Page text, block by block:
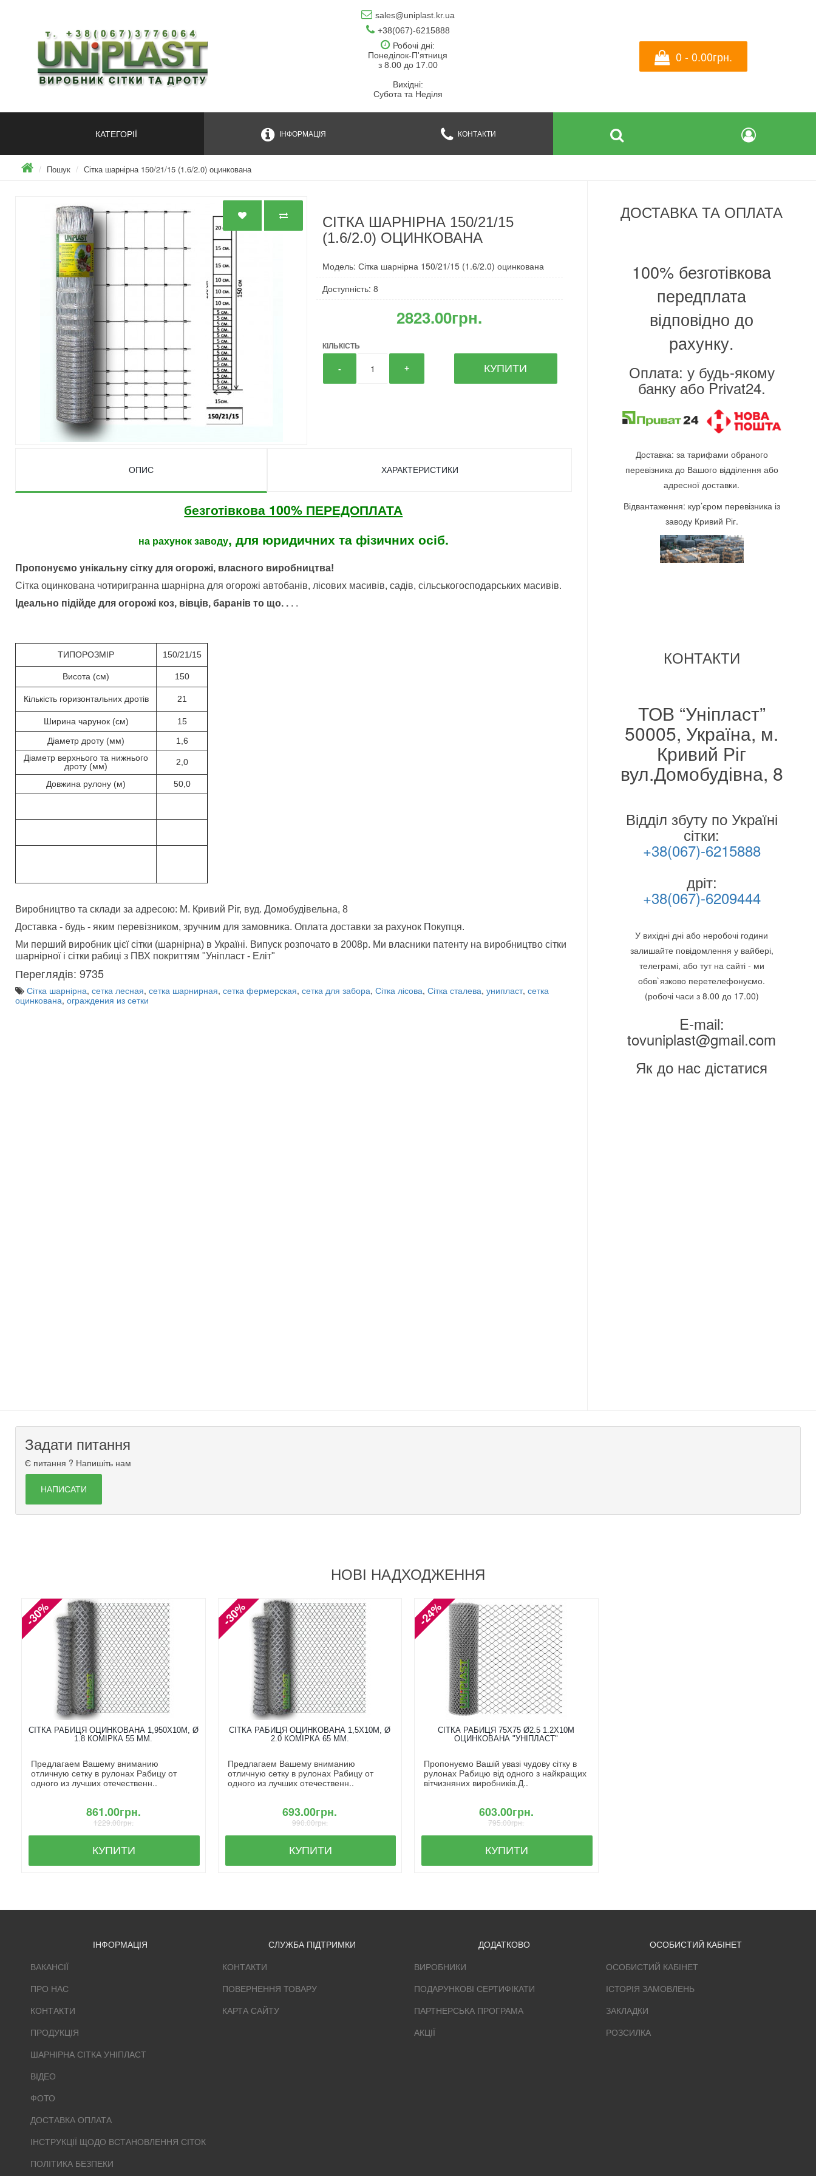
sales@uniplast.kr.ua
+38(067)-6215888
Робочі дні:
Понеділок-П'ятниця
з 8.00 до 17.00
Вихідні:
Субота та Неділя
0 - 0.00грн.
КАТЕГОРІЇ ІНФОРМАЦІЯ КОНТАКТИ
Пошук Сітка шарнірна 150/21/15 (1.6/2.0) оцинкована
СІТКА ШАРНІРНА 150/21/15
(1.6/2.0) ОЦИНКОВАНА
Модель: Сітка шарнірна 150/21/15 (1.6/2.0) оцинкована
Доступність: 8
2823.00грн.
КІЛЬКІСТЬ
- + КУПИТИ
ОПИС ХАРАКТЕРИСТИКИ
безготівкова 100% ПЕРЕДОПЛАТА
на рахунок заводу, для юридичних та фізичних осіб.
Пропонуємо унікальну сітку для огорожі, власного виробництва!
Сітка оцинкована чотиригранна шарнірна для огорожі автобанів, лісових масивів, садів, сільськогосподарських масивів.
Ідеально підійде для огорожі коз, вівців, баранів то що. . . .
ТИПОРОЗМІР 150/21/15
Висота (см) 150
Кількість горизонтальних дротів 21
Ширина чарунок (см)
15
Діаметр дроту (мм)
1,6
Діаметр верхнього та нижнього
дроту (мм)
2,0
Довжина рулону (м) 50,0
Виробництво та склади за адресою: М. Кривий Ріг, вуд. Домобудівельна, 8
Доставка - будь - яким перевізником, зручним для замовника. Оплата доставки за рахунок Покупця.
Ми перший виробник цієї сітки (шарнірна) в Україні. Випуск розпочато в 2008р. Ми власники патенту на виробництво сітки
шарнірної і сітки рабиці з ПВХ покриттям "Уніпласт - Еліт"
Переглядів: 9735
Сітка шарнірна, сетка лесная, сетка шарнирная, сетка фермерская, сетка для забора, Сітка лісова, Сітка сталева, унипласт, сетка
оцинкована, ограждения из сетки
ДОСТАВКА ТА ОПЛАТА
100% безготівкова
передплата
відповідно до
рахунку.
Оплата: у будь-якому
банку або Privat24.
Доставка: за тарифами обраного
перевізника до Вашого відділення або
адресної доставки.
Відвантаження: кур’єром перевізника із
заводу Кривий Ріг.
КОНТАКТИ
ТОВ “Уніпласт”
50005, Україна, м.
Кривий Ріг
вул.Домобудівна, 8
Відділ збуту по Україні
сітки:
+38(067)-6215888
дріт:
+38(067)-6209444
У вихідні дні або неробочі години
залишайте повідомлення у вайбері,
телеграмі, або тут на сайті - ми
обов`язково перетелефонуємо.
(робочі часи з 8.00 до 17.00)
E-mail:
tovuniplast@gmail.com
Як до нас дістатися
Задати питання
Є питання ? Напишіть нам
НАПИСАТИ
НОВІ НАДХОДЖЕННЯ
-30%
СІТКА РАБИЦЯ ОЦИНКОВАНА 1,950X10М, Ø
1.8 КОМІРКА 55 ММ.
Предлагаем Вашему вниманию
отличную сетку в рулонах Рабицу от
одного из лучших отечественн..
861.00грн.
1229.00грн.
КУПИТИ
-30%
СІТКА РАБИЦЯ ОЦИНКОВАНА 1,5X10М, Ø
2.0 КОМІРКА 65 ММ.
Предлагаем Вашему вниманию
отличную сетку в рулонах Рабицу от
одного из лучших отечественн..
693.00грн.
990.00грн.
КУПИТИ
-24%
СІТКА РАБИЦЯ 75Х75 Ø2.5 1.2Х10М
ОЦИНКОВАНА "УНІПЛАСТ"
Пропонуємо Вашій увазі чудову сітку в
рулонах Рабицю від одного з найкращих
вітчизняних виробників.Д..
603.00грн.
795.00грн.
КУПИТИ
ІНФОРМАЦІЯ
ВАКАНСІЇ
ПРО НАС
КОНТАКТИ
ПРОДУКЦІЯ
ШАРНІРНА СІТКА УНІПЛАСТ
ВІДЕО
ФОТО
ДОСТАВКА ОПЛАТА
ІНСТРУКЦІЇ ЩОДО ВСТАНОВЛЕННЯ СІТОК
ПОЛІТИКА БЕЗПЕКИ
СЛУЖБА ПІДТРИМКИ
КОНТАКТИ
ПОВЕРНЕННЯ ТОВАРУ
КАРТА САЙТУ
ДОДАТКОВО
ВИРОБНИКИ
ПОДАРУНКОВІ СЕРТИФІКАТИ
ПАРТНЕРСЬКА ПРОГРАМА
АКЦІЇ
ОСОБИСТИЙ КАБІНЕТ
ОСОБИСТИЙ КАБІНЕТ
ІСТОРІЯ ЗАМОВЛЕНЬ
ЗАКЛАДКИ
РОЗСИЛКА